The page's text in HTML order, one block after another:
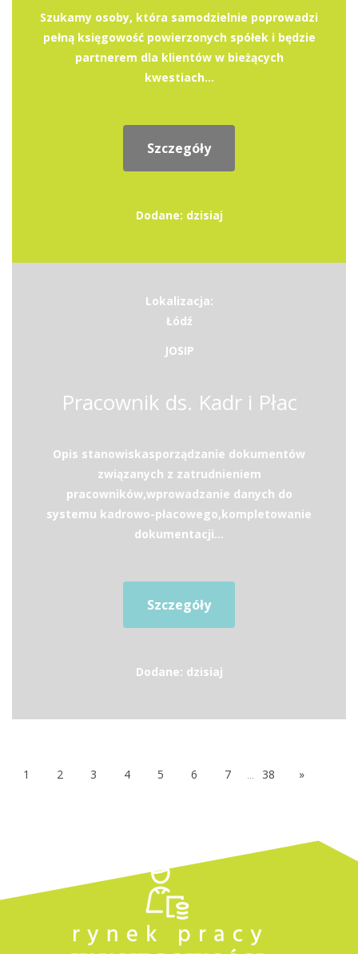
Szukamy osoby, która samodzielnie poprowadzi
pełną księgowość powierzonych spółek i będzie
partnerem dla klientów w bieżących
kwestiach...
Szczegóły
Dodane: dzisiaj
Lokalizacja:
Łódź
JOSIP
Pracownik ds. Kadr i Płac
Opis stanowiskasporządzanie dokumentów
związanych z zatrudnieniem
pracowników,wprowadzanie danych do
systemu kadrowo-płacowego,kompletowanie
dokumentacji...
Szczegóły
Dodane: dzisiaj
1 2 3 4 5 6 7 ... 38 »